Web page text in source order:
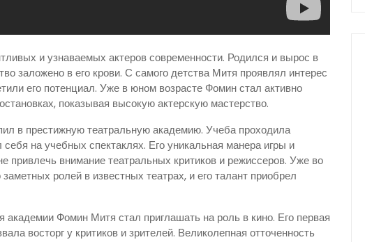
и узнаваемых актеров современности. Родился и вырос в
заложено в его крови. С самого детства Митя проявлял интерес
его потенциал. Уже в юном возрасте Фомин стал активно
показывая высокую актерскую мастерство.
в престижную театральную академию. Учеба проходила
на учебных спектаклях. Его уникальная манера игры и
привлечь внимание театральных критиков и режиссеров. Уже во
ролей в известных театрах, и его талант приобрел
академии Фомин Митя стал приглашать на роль в кино. Его первая
восторг у критиков и зрителей. Великолепная отточенность